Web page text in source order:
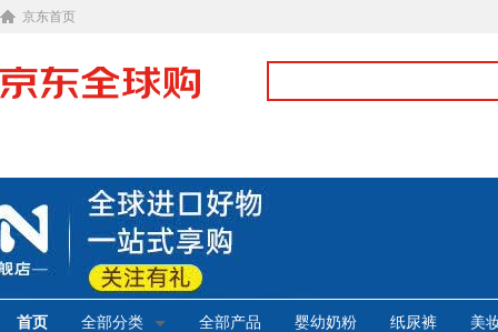
京东首页
首页 全部分类 全部产品 婴幼奶粉 纸尿裤 美